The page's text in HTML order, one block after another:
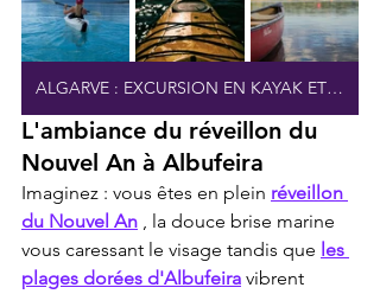
ALGARVE : EXCURSION EN KAYAK ET PLAGES SECRÈTES
L'ambiance du réveillon du
Nouvel An à Albufeira
Imaginez : vous êtes en plein réveillon
du Nouvel An , la douce brise marine
vous caressant le visage tandis que les
plages dorées d'Albufeira vibrent